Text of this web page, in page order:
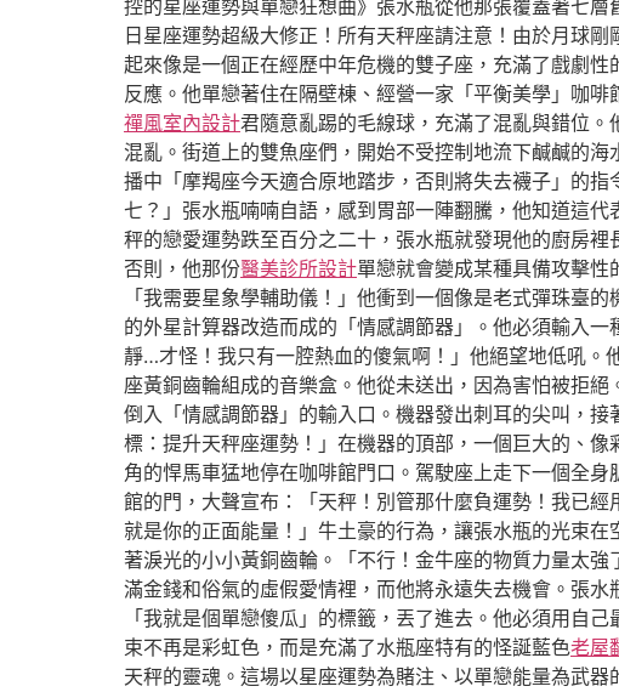
控的星座運勢與單戀狂想曲》張水瓶從他那張覆蓋著七
日星座運勢超級大修正！所有天秤座請注意！由於月球
起來像是一個正在經歷中年危機的雙子座，充滿了戲劇
反應。他單戀著住在隔壁棟、經營一家「平衡美學」咖
禪風室內設計君隨意亂踢的毛線球，充滿了混亂與錯位。
混亂。街道上的雙魚座們，開始不受控制地流下鹹鹹的
播中「摩羯座今天適合原地踏步，否則將失去襪子」的
七？」張水瓶喃喃自語，感到胃部一陣翻騰，他知道這
秤的戀愛運勢跌至百分之二十，張水瓶就發現他的廚房
否則，他那份醫美診所設計單戀就會變成某種具備攻擊性
「我需要星象學輔助儀！」他衝到一個像是老式彈珠臺
的外星計算器改造而成的「情感調節器」。他必須輸入
靜…才怪！我只有一腔熱血的傻氣啊！」他絕望地低吼。
座黃銅齒輪組成的音樂盒。他從未送出，因為害怕被拒
倒入「情感調節器」的輸入口。機器發出刺耳的尖叫，
標：提升天秤座運勢！」在機器的頂部，一個巨大的、
角的悍馬車猛地停在咖啡館門口。駕駛座上走下一個全
館的門，大聲宣布：「天秤！別管那什麼負運勢！我已
就是你的正面能量！」牛土豪的行為，讓張水瓶的光束
著淚光的小小黃銅齒輪。「不行！金牛座的物質力量太
滿金錢和俗氣的虛假愛情裡，而他將永遠失去機會。張
「我就是個單戀傻瓜」的標籤，丟了進去。他必須用自
束不再是彩虹色，而是充滿了水瓶座特有的怪誕藍色老屋
天秤的靈魂。這場以星座運勢為賭注、以單戀能量為武